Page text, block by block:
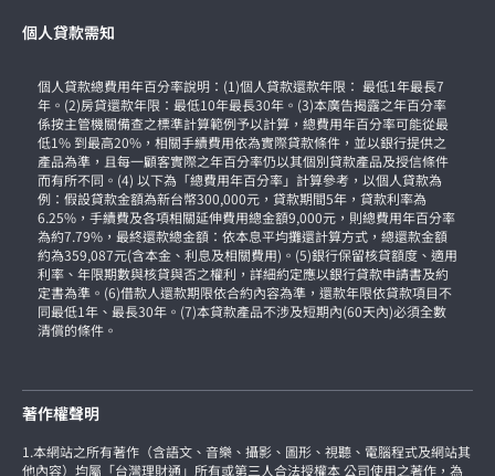
個人貸款需知
個人貸款總費用年百分率說明：(1)個人貸款還款年限： 最低1年最長7
年。(2)房貸還款年限：最低10年最長30年。(3)本廣告揭露之年百分率
係按主管機關備查之標準計算範例予以計算，總費用年百分率可能從最
低1% 到最高20%，相關手續費用依為實際貸款條件，並以銀行提供之
產品為準，且每一顧客實際之年百分率仍以其個別貸款產品及授信條件
而有所不同。(4) 以下為「總費用年百分率」計算參考，以個人貸款為
例：假設貸款金額為新台幣300,000元，貸款期間5年，貸款利率為
6.25%，手續費及各項相關延伸費用總金額9,000元，則總費用年百分率
為約7.79%，最終還款總金額：依本息平均攤還計算方式，總還款金額
約為359,087元(含本金、利息及相關費用)。(5)銀行保留核貸額度、適用
利率、年限期數與核貸與否之權利，詳細約定應以銀行貸款申請書及約
定書為準。(6)借款人還款期限依合約內容為準，還款年限依貸款項目不
同最低1年、最長30年。(7)本貸款產品不涉及短期內(60天內)必須全數
清償的條件。
著作權聲明
1.本網站之所有著作（含語文、音樂、攝影、圖形、視聽、電腦程式及網站其
他內容）均屬「台灣理財通」所有或第三人合法授權本 公司使用之著作，為